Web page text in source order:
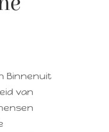
Binnenuit
van